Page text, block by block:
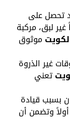
تحصل على
لبق، مركبة
موثوق
غير الذروة
تعني
بسبب قيادة
وتضمن أن